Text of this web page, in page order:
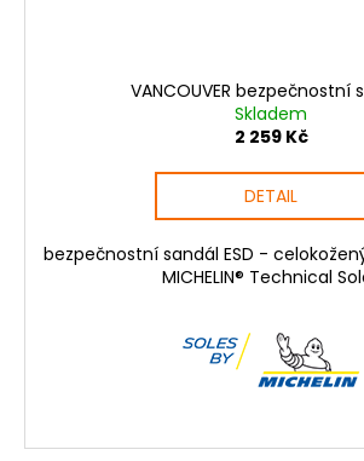
VANCOUVER bezpečnostní
Skladem
2 259 Kč
DETAIL
bezpečnostní sandál ESD -
MICHELIN® Technical